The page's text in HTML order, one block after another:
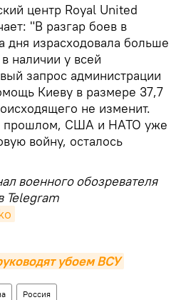
центр Royal United
"В разгар боев в
дня израсходовала больше
наличии у всей
запрос администрации
Киеву в размере 37,7
не изменит.
прошлом, США и НАТО уже
войну, осталось
военного обозревателя
Telegram
убоем ВСУ
Россия